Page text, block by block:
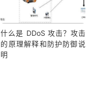
什么是 DDoS 攻击？攻击
的原理解释和防护防御说
明